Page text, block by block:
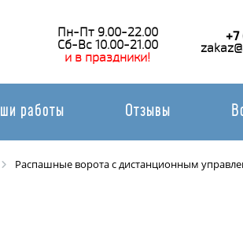
Пн-Пт 9.00-22.00
Сб-Вс 10.00-21.00
и в праздники!
работы Отзывы
Распашные ворота с дистанционным